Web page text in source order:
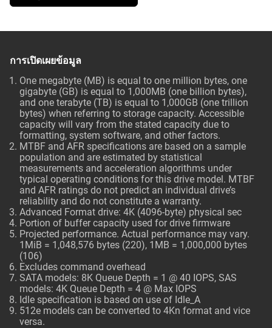
การเปิดเผยข้อมูล
One megabyte (MB) is equal to one million bytes, one
gigabyte (GB) is equal to 1,000MB (one billion bytes),
and one terabyte (TB) is equal to 1,000GB (one trillion
bytes) when referring to storage capacity. Accessible
capacity will vary from the stated capacity due to
formatting, system software, and other factors.
MTBF and AFR specifications are based on a sample
population and are estimated by statistical
measurements and acceleration algorithms under
typical operating conditions for this drive model. MTBF
and AFR ratings do not predict an individual drive’s
reliability and do not constitute a warranty.
Advanced Format drive: 4K (4096-byte) physical sec
Portion of buffer capacity used for drive firmware
Projected performance. Actual performance may vary.
1MiB = 1,048,576 bytes (220), 1MB = 1,000,000 bytes
(106)
Excludes command overhead
SATA models: 8K Queue Depth = 1 @ 40 IOPS, SAS
models: 4K Queue Depth = 4 @ Max IOPS
Idle specification is based on use of Idle_A
512e models can be converted to 4Kn format and vice
versa.